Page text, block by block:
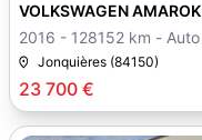
23 700 €
VOLKSWAGEN AMAROK
2016 - 128152 km - Auto
Jonquières (84150)